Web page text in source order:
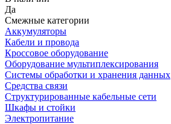
Да
Смежные категории
Аккумуляторы
Кабели и провода
Кроссовое оборудование
Оборудование мультиплексирования
Системы обработки и хранения данных
Средства связи
Структурированные кабельные сети
Шкафы и стойки
Электропитание